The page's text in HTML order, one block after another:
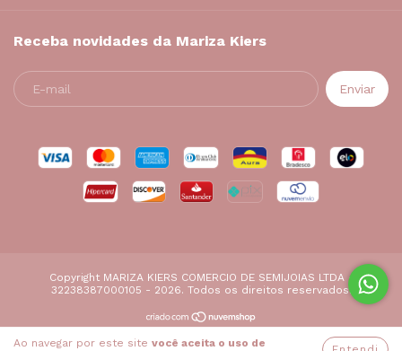
Ao navegar por este site você aceita o uso de
Receba novidades da Mariza Kiers
Copyright MARIZA KIERS COMERCIO DE SEMIJOIAS LTDA -
32238387000105 - 2026. Todos os direitos reservados.